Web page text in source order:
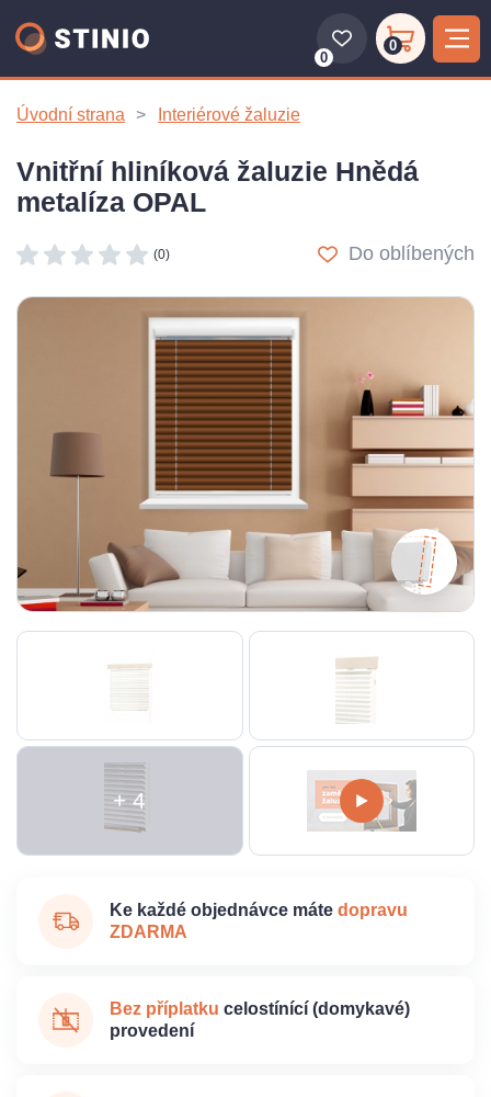
0
0
Úvodní strana Interiérové žaluzie
Vnitřní hliníková žaluzie Hnědá
metalíza OPAL
(0) Do oblíbených
+ 4
Ke každé objednávce máte dopravu
ZDARMA
Bez příplatku celostínící (domykavé)
provedení